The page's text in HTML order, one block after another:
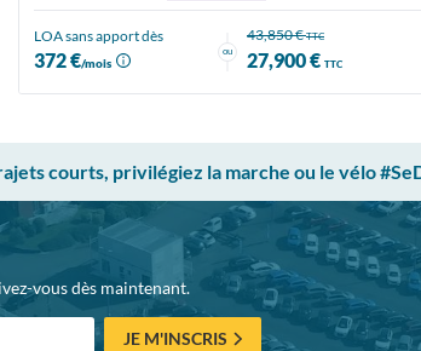
LOA sans apport dès
372 €/mois
ou
43,850 €TTC
27,900 € TTC
courts, privilégiez la marche ou le vélo
vous dès maintenant.
JE M'INSCRIS